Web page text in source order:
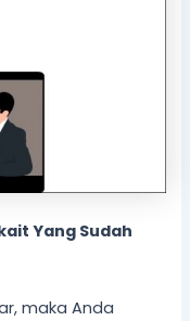
Yang Sudah
maka Anda